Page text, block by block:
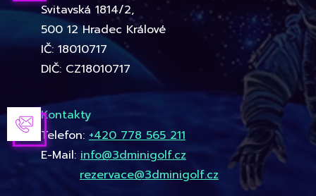
Svitavská 1814/2,
500 12 Hradec Králové
IČ: 18010717
DIČ: CZ18010717
Kontakty
Telefon: +420 778 565 211
E-Mail: info@3dminigolf.cz
rezervace@3dminigolf.cz